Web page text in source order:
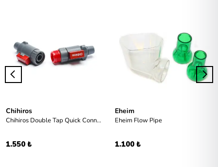
Chihiros
Chihiros Double Tap Quick Connector (16/22 to 12/16mm)
1.550 ₺
Eheim
Eheim Flow Pipe
1.100 ₺